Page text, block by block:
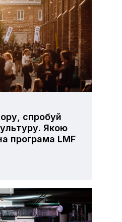
спробуй
Якою
програма LMF